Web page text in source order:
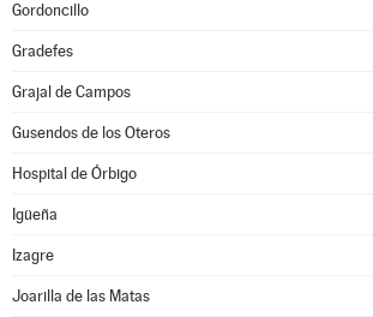
Gordoncillo
Gradefes
Grajal de Campos
Gusendos de los Oteros
Hospital de Órbigo
Igüeña
Izagre
Joarilla de las Matas